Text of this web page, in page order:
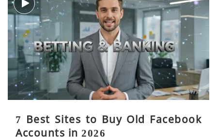
7 Best Sites to Buy Old Facebook
Accounts in 2026